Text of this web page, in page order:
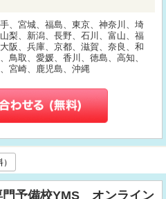
、宮城、福島、東京、神奈川、埼
梨、新潟、長野、石川、富山、福
阪、兵庫、京都、滋賀、奈良、和
鳥取、愛媛、香川、徳島、高知、
宮崎、鹿児島、沖縄
門予備校YMS オンライン